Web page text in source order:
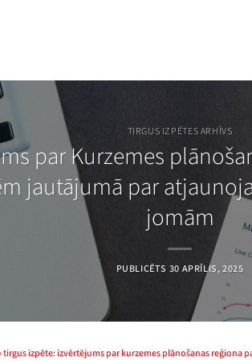
TIRGUS IZPĒTES ARHĪVS
par Kurzemes
jautājumā par
jomām
PUBLICĒTS 30 APRĪLIS, 2025
tirgus izpēte: izvērtējums par kurzemes plānošanas reģiona